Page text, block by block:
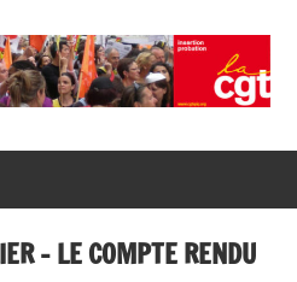
CGT
insertion
probation
– LE COMPTE RENDU